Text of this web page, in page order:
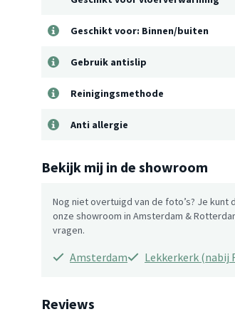
Geschikt voor: Binnen/buiten
Gebruik antislip
Reinigingsmethode
Anti allergie
Bekijk mij in de showroom
Nog niet overtuigd van de foto’s? Je
onze showroom in Amsterdam &
vragen.
Amsterdam Lekkerkerk (nabij
Reviews